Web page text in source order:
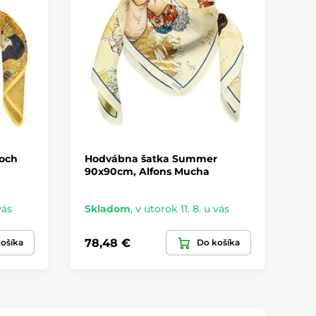
Hodvábna šatka Summer
90x90cm, Alfons Mucha
Skladom, v utorok 11. 8. u vás
78,48 € Do košíka